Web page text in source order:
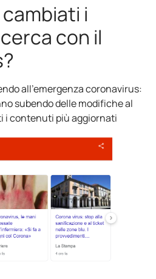
i
con il
all’emergenza coronavirus:
subendo delle modifiche al
i contenuti più aggiornati